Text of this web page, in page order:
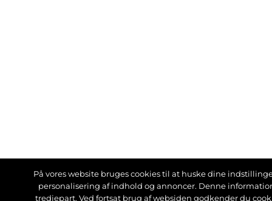
På vores website bruges cookies til at huske dine
personalisering af indhold og annoncer. Denne
tredjepart. Ved fortsat brug af websiden godkender du